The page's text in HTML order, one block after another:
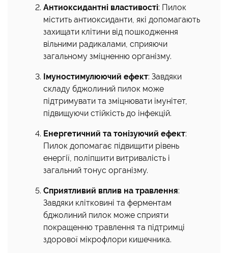
Антиоксидантні властивості: Пилок
містить антиоксиданти, які допомагають
захищати клітини від пошкодження
вільними радикалами, сприяючи
загальному зміцненню організму.
Імуностимулюючий ефект: Завдяки
складу бджолиний пилок може
підтримувати та зміцнювати імунітет,
підвищуючи стійкість до інфекцій.
Енергетичний та тонізуючий ефект:
Пилок допомагає підвищити рівень
енергії, поліпшити витривалість і
загальний тонус організму.
Сприятливий вплив на травлення:
Завдяки клітковині та ферментам
бджолиний пилок може сприяти
покращенню травлення та підтримці
здорової мікрофлори кишечника.